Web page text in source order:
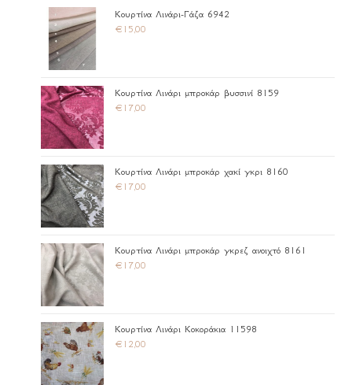
Κουρτίνα Λινάρι-Γάζα 6942
€ 15,00
Κουρτίνα Λινάρι μπροκάρ βυσσινί 8159
€ 17,00
Κουρτίνα Λινάρι μπροκάρ χακί γκρι 8160
€ 17,00
Κουρτίνα Λινάρι μπροκάρ γκρεζ ανοιχτό 8161
€ 17,00
Κουρτίνα Λινάρι Κοκοράκια 11598
€ 12,00